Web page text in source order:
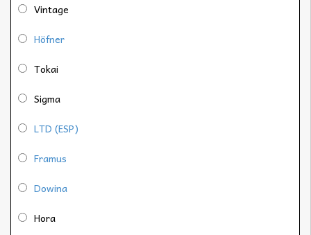
Vintage
Höfner
Tokai
Sigma
LTD (ESP)
Framus
Dowina
Hora